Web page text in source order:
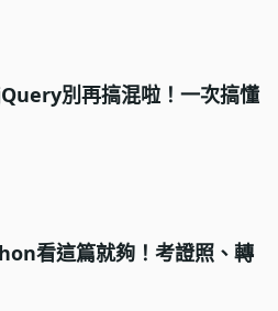
別再搞混啦！一次搞懂
看這篇就夠！考證照、轉